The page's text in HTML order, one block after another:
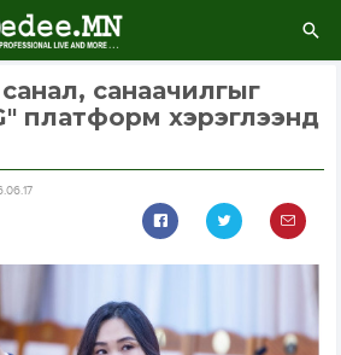
санаачилгыг
платформ хэрэглээнд